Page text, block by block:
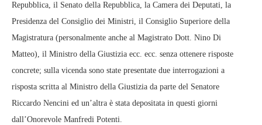
Repubblica, il Senato della Repubblica, la Camera dei Deputati, la
Presidenza del Consiglio dei Ministri, il Consiglio Superiore della
Magistratura (personalmente anche al Magistrato Dott. Nino Di
Matteo), il Ministro della Giustizia ecc. ecc. senza ottenere risposte
concrete; sulla vicenda sono state presentate due interrogazioni a
risposta scritta al Ministro della Giustizia da parte del Senatore
Riccardo Nencini ed un’altra è stata depositata in questi giorni
dall’Onorevole Manfredi Potenti.